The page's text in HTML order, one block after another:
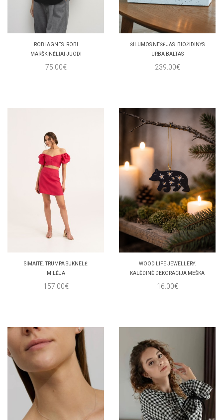
ROBI AGNES. ROBI
MARŠKINĖLIAI JUODI
75.00€
ŠILUMOS NEŠĖJAS. BIOŽIDINYS
URBA BALTAS
239.00€
SIMAITE. TRUMPA SUKNELĖ
MILĖJA
157.00€
WOOD LIFE JEWELLERY.
KALĖDINĖ DEKORACIJA MEŠKA
16.00€